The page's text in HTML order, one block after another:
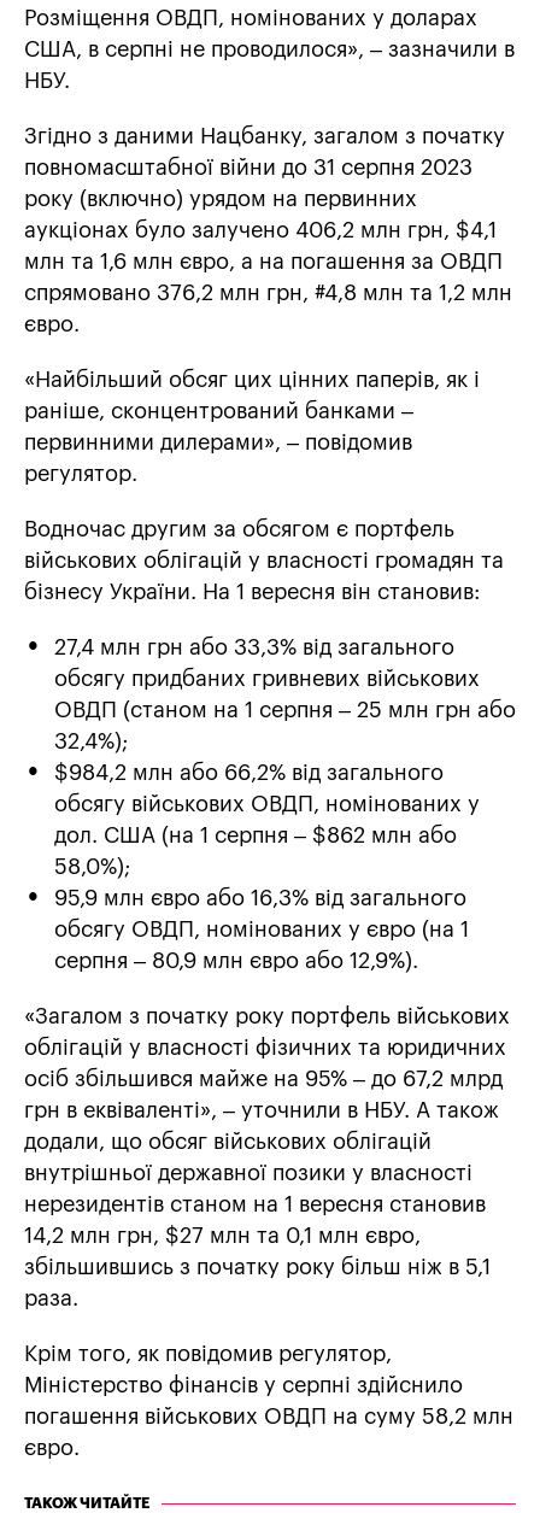
Розміщення ОВДП, номінованих у доларах
США, в серпні не проводилося», – зазначили в
НБУ.
Згідно з даними Нацбанку, загалом з початку
повномасштабної війни до 31 серпня 2023
року (включно) урядом на первинних
аукціонах було залучено 406,2 млн грн, $4,1
млн та 1,6 млн євро, а на погашення за ОВДП
спрямовано 376,2 млн грн, #4,8 млн та 1,2 млн
євро.
«Найбільший обсяг цих цінних паперів, як і
раніше, сконцентрований банками –
первинними дилерами», – повідомив
регулятор.
Водночас другим за обсягом є портфель
військових облігацій у власності громадян та
бізнесу України. На 1 вересня він становив:
27,4 млн грн або 33,3% від загального
обсягу придбаних гривневих військових
ОВДП (станом на 1 серпня – 25 млн грн або
32,4%);
$984,2 млн або 66,2% від загального
обсягу військових ОВДП, номінованих у
дол. США (на 1 серпня – $862 млн або
58,0%);
95,9 млн євро або 16,3% від загального
обсягу ОВДП, номінованих у євро (на 1
серпня – 80,9 млн євро або 12,9%).
«Загалом з початку року портфель військових
облігацій у власності фізичних та юридичних
осіб збільшився майже на 95% – до 67,2 млрд
грн в еквіваленті», – уточнили в НБУ. А також
додали, що обсяг військових облігацій
внутрішньої державної позики у власності
нерезидентів станом на 1 вересня становив
14,2 млн грн, $27 млн та 0,1 млн євро,
збільшившись з початку року більш ніж в 5,1
раза.
Крім того, як повідомив регулятор,
Міністерство фінансів у серпні здійснило
погашення військових ОВДП на суму 58,2 млн
євро.
ТАКОЖ ЧИТАЙТЕ